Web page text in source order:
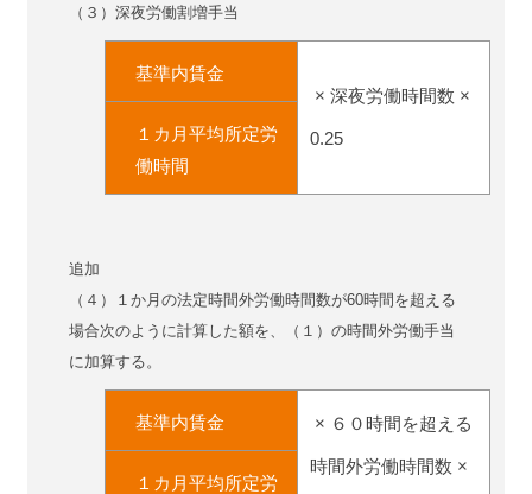
（３）深夜労働割増手当
基準内賃金
× 深夜労働時間数 ×
0.25
１カ月平均所定労
働時間
追加
（４）１か月の法定時間外労働時間数が60時間を超える
場合次のように計算した額を、（１）の時間外労働手当
に加算する。
基準内賃金 × ６０時間を超える
時間外労働時間数 ×
１カ月平均所定労